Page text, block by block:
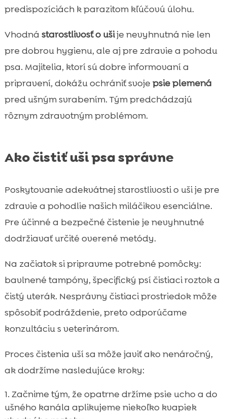
predispozíciách k parazitom kľúčovú úlohu.
Vhodná starostlivosť o ušije nevyhnutná nie len
pre dobrou hygienu, ale aj pre zdravie a pohodu
psa. Majitelia, ktorí sú dobre informovaní a
pripravení, dokážu ochrániť svoje psie plemená
pred ušným svrabením. Tým predchádzajú
rôznym zdravotným problémom.
Ako čistiť uši psa správne
Poskytovanie adekvátnej starostlivosti o uši je pre
zdravie a pohodlie našich miláčikov esenciálne.
Pre účinné a bezpečné čistenie je nevyhnutné
dodržiavať určité overené metódy.
Na začiatok si pripravme potrebné pomôcky:
bavlnené tampóny, špecifický psí čistiaci roztok a
čistý uterák. Nesprávny čistiaci prostriedok môže
spôsobiť podráždenie, preto odporúčame
konzultáciu s veterinárom.
Proces čistenia uší sa môže javiť ako nenáročný,
ak dodržíme nasledujúce kroky:
Začnime tým, že opatrne držíme psie ucho a do
ušného kanála aplikujeme niekoľko kvapiek